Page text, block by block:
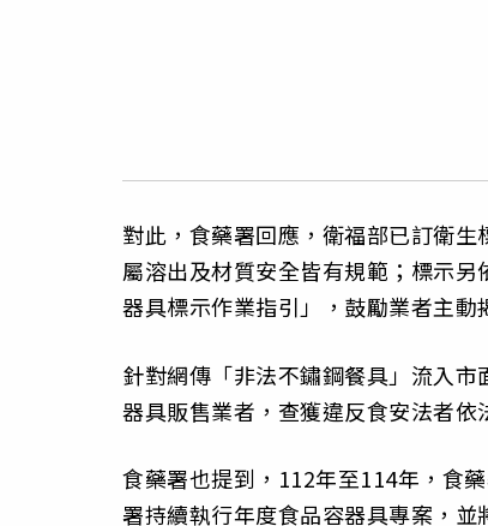
對此，食藥署回應，衛福部已訂衛
屬溶出及材質安全皆有規範；標示
器具標示作業指引」，鼓勵業者主動
針對網傳「非法不鏽鋼餐具」流入
器具販售業者，查獲違反食安法者依
食藥署也提到，112年至114年，食
署持續執行年度食品容器具專案，並